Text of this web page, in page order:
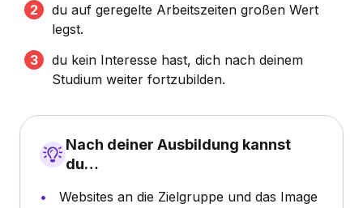
du auf geregelte Arbeitszeiten großen Wert
legst.
du kein Interesse hast, dich nach deinem
Studium weiter fortzubilden.
Nach deiner Ausbildung kannst
du…
Websites an die Zielgruppe und das Image